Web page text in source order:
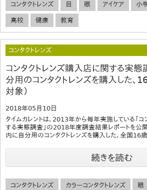
コンタクトレンズ 目 眼 アイケア 小
高校 健康 教育
コンタクトレンズ
コンタクトレンズ購入店に関する実
分用のコンタクトレンズを購入した
対象）
2018年05月10日
タイムカレントは、2013年から毎年実施している「コ
する実態調査」の2018年度調査結果レポートを公
内に自分用のコンタクトレンズを購入した、全国16
続きを読む
コンタクトレンズ カラーコンタクトレンズ 眼